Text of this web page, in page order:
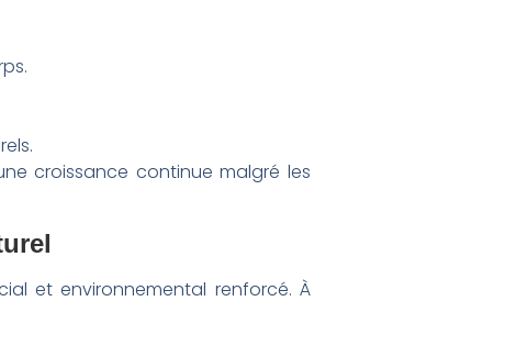
croissance continue malgré les
et environnemental renforcé. À